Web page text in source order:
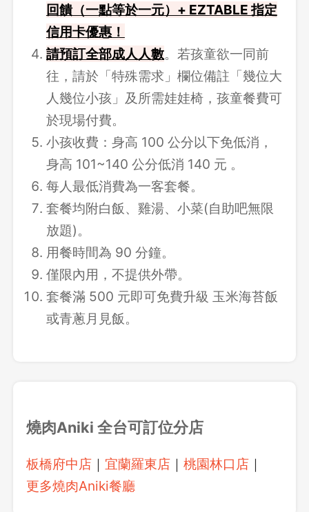
回饋（一點等於一元）+ EZTABLE 指定
信用卡優惠！
請預訂全部成人人數。若孩童欲一同前
往，請於「特殊需求」欄位備註「幾位大
人幾位小孩」及所需娃娃椅，孩童餐費可
於現場付費。
小孩收費：身高 100 公分以下免低消，
身高 101~140 公分低消 140 元 。
每人最低消費為一客套餐。
套餐均附白飯、雞湯、小菜(自助吧無限
放題)。
用餐時間為 90 分鐘。
僅限內用，不提供外帶。
套餐滿 500 元即可免費升級 玉米海苔飯
或青蔥月見飯。
燒肉Aniki全台可訂位分店
板橋府中店 ｜ 宜蘭羅東店 ｜桃園林口店 ｜
更多燒肉Aniki餐廳